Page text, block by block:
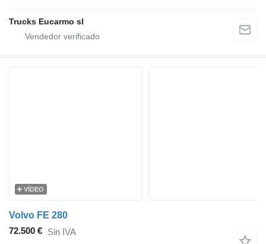
Trucks Eucarmo sl
VÍDEO
Volvo FE 280
72.500 € Sin IVA